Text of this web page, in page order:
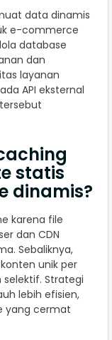
data dinamis
e-commerce
database
dan
layanan
API eksternal
statis
dinamis?
karena file
dan CDN
Sebaliknya,
unik per
Strategi
lebih efisien,
yang cermat